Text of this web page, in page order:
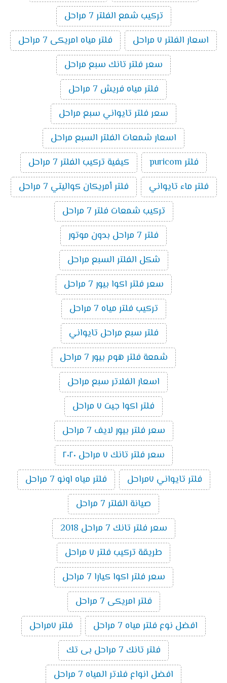
تركيب شمع الفلتر 7 مراحل
اسعار الفلتر ٧ مراحل
فلتر مياه امريكى 7 مراحل
سعر فلتر تانك سبع مراحل
فلتر مياه فريش 7 مراحل
سعر فلتر تايواني سبع مراحل
اسعار شمعات الفلتر السبع مراحل
فلتر puricom
كيفية تركيب الفلتر 7 مراحل
فلتر ماء تايواني
فلتر أمريكان كواليتي 7 مراحل
تركيب شمعات فلتر 7 مراحل
فلتر 7 مراحل بدون موتور
شكل الفلتر السبع مراحل
سعر فلتر اكوا بيور 7 مراحل
تركيب فلتر مياه 7 مراحل
فلتر سبع مراحل تايواني
شمعة فلتر هوم بيور 7 مراحل
اسعار الفلاتر سبع مراحل
فلتر اكوا جيت ٧ مراحل
سعر فلتر بيور لايف 7 مراحل
سعر فلتر تانك ٧ مراحل ٢٠٢٠
فلتر تايواني ٧مراحل
فلتر مياه اونو 7 مراحل
صيانة الفلتر 7 مراحل
سعر فلتر تانك 7 مراحل 2018
طريقة تركيب فلتر ٧ مراحل
سعر فلتر اكوا كيارا 7 مراحل
فلتر امريكى 7 مراحل
افضل نوع فلتر مياه 7 مراحل
فلتر ٧مراحل
فلتر تانك 7 مراحل بى تك
افضل انواع فلاتر المياه 7 مراحل